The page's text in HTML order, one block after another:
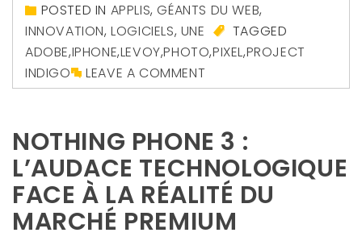
POSTED IN APPLIS,GÉANTS DU WEB,
INNOVATION,LOGICIELS, UNE
TAGGED
ADOBE,IPHONE,LEVOY,PHOTO,PIXEL,PROJECT
INDIGO
LEAVE A COMMENT
NOTHING PHONE 3 :
L’AUDACE TECHNOLOGIQUE
FACE À LA RÉALITÉ DU
MARCHÉ PREMIUM